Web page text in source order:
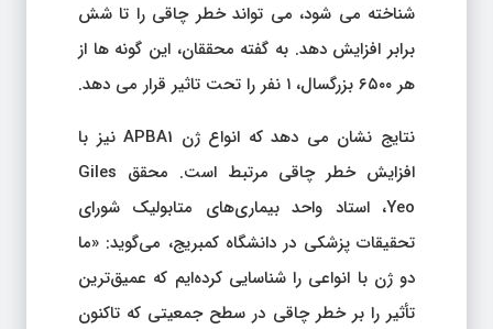
شناخته می شود، می تواند خطر چاقی را تا شش
برابر افزایش دهد. به گفته محققان، این گونه ها از
هر ۶۵۰۰ بزرگسال، ۱ نفر را تحت تاثیر قرار می دهد.
نتایج نشان می دهد که انواع ژن APBA1 نیز با
افزایش خطر چاقی مرتبط است. محقق Giles
Yeo، استاد واحد بیماری‌های متابولیک شورای
تحقیقات پزشکی در دانشگاه کمبریج، می‌گوید: «ما
دو ژن با انواعی را شناسایی کرده‌ایم که عمیق‌ترین
تأثیر را بر خطر چاقی در سطح جمعیتی که تاکنون